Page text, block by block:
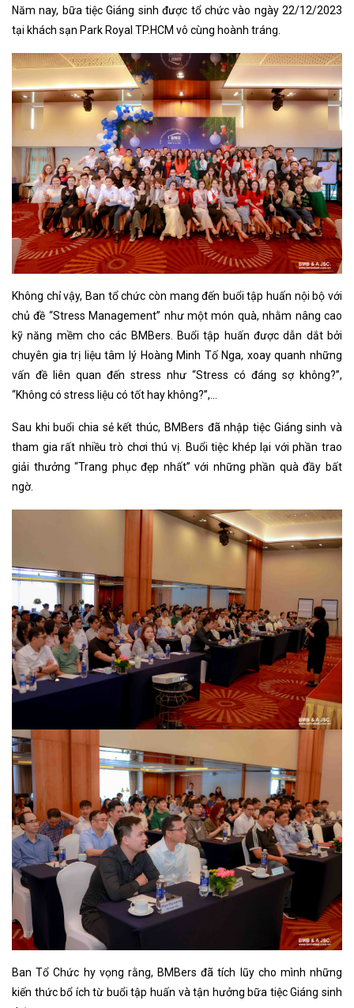
Năm nay, bữa tiệc Giáng sinh được tổ chức vào ngày 22/12/2023
tại khách sạn Park Royal TP.HCM vô cùng hoành tráng.
Không chỉ vậy, Ban tổ chức còn mang đến buổi tập huấn nội bộ với
chủ đề “Stress Management” như một món quà, nhằm nâng cao
kỹ năng mềm cho các BMBers. Buổi tập huấn được dẫn dắt bởi
chuyên gia trị liệu tâm lý Hoàng Minh Tố Nga, xoay quanh những
vấn đề liên quan đến stress như “Stress có đáng sợ không?”,
“Không có stress liệu có tốt hay không?”,...
Sau khi buổi chia sẻ kết thúc, BMBers đã nhập tiệc Giáng sinh và
tham gia rất nhiều trò chơi thú vị. Buổi tiệc khép lại với phần trao
giải thưởng “Trang phục đẹp nhất” với những phần quà đầy bất
ngờ.
Ban Tổ Chức hy vọng rằng, BMBers đã tích lũy cho mình những
kiến thức bổ ích từ buổi tập huấn và tận hưởng bữa tiệc Giáng sinh